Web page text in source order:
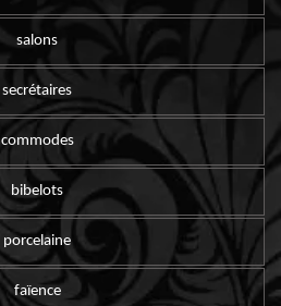
salons
secrétaires
commodes
bibelots
porcelaine
faïence